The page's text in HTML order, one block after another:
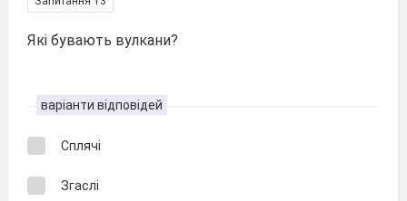
Які бувають вулкани?
варіанти відповідей
Сплячі
Згаслі